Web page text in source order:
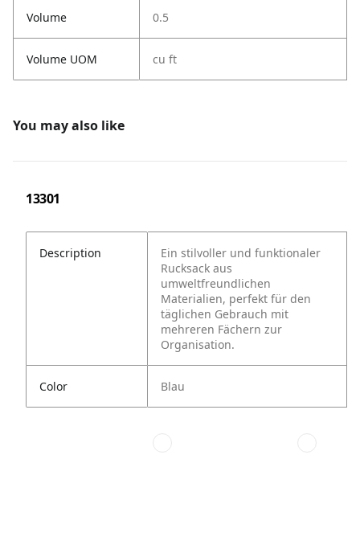
Volume 0.5
Volume UOM cu ft
You may also like
13301
Description
Ein stilvoller und funktionaler
Rucksack aus
umweltfreundlichen
Materialien, perfekt für den
täglichen Gebrauch mit
mehreren Fächern zur
Organisation.
Color Blau